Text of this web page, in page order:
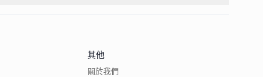
其他
關於我們